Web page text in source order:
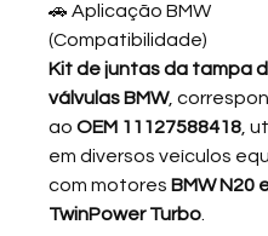
🚗 Aplicação BMW
(Compatibilidade)
Kit de juntas da tampa
válvulas BMW,
ao OEM 11127588418 ,
em diversos veículos
com motores BMW N20
TwinPower Turbo